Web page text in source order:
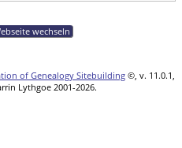
wechseln
of Genealogy Sitebuilding©, v. 11.0.1,
Lythgoe 2001-2026.